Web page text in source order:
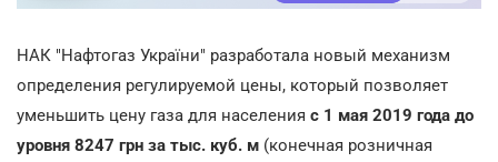
НАК "Нафтогаз України" разработала новый механизм
определения регулируемой цены, который позволяет
уменьшить цену газа для населения с 1 мая 2019 года до
уровня 8247 грн за тыс. куб. м (конечная розничная